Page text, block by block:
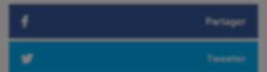
Ultimate frisbee
Partager
Tweeter